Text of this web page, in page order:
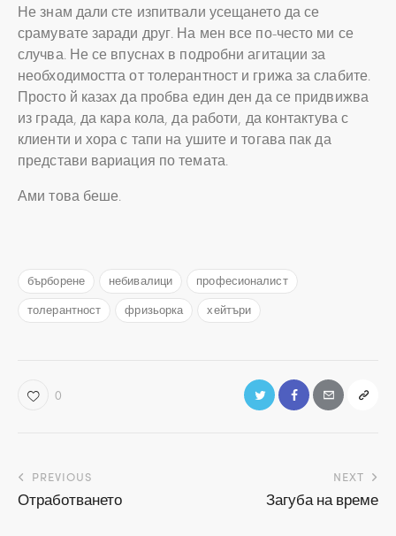
Не знам дали сте изпитвали усещането да се
срамувате заради друг. На мен все по-често ми се
случва. Не се впуснах в подробни агитации за
необходимостта от толерантност и грижа за слабите.
Просто й казах да пробва един ден да се придвижва
из града, да кара кола, да работи, да контактува с
клиенти и хора с тапи на ушите и тогава пак да
представи вариация по темата.
Ами това беше.
бърборене небивалици
професионалист
толерантност
фризьорка хейтъри
0
Навигация
PREVIOUS
Отработването
NEXT
Загуба на време